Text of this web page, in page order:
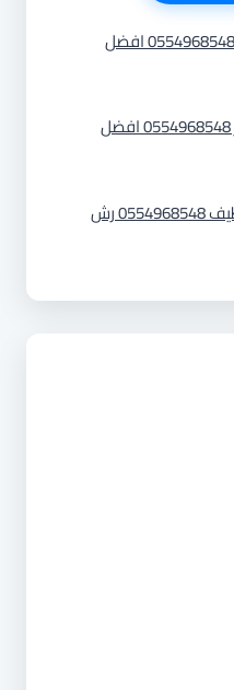
شركة مكافحة حشرات بابها 0554968548 افضل
شركة مكافحة حشرات بالخبر 0554968548 افضل
شركة مكافحة حشرات بالقطيف 0554968548 رش